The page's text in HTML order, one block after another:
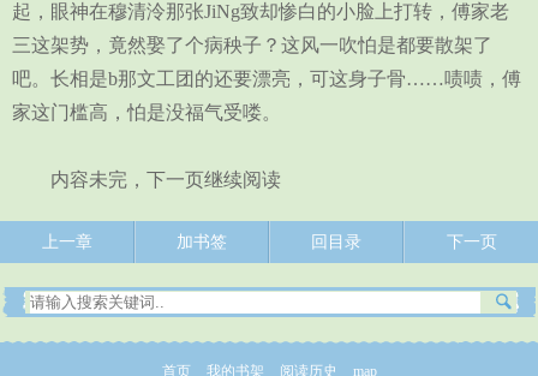
起，眼神在穆清泠那张JiNg致却惨白的小脸上打转，傅家老
三这架势，竟然娶了个病秧子？这风一吹怕是都要散架了
吧。长相是b那文工团的还要漂亮，可这身子骨……啧啧，傅
家这门槛高，怕是没福气受喽。
内容未完，下一页继续阅读
上一章 加书签 回目录 下一页
首页 我的书架 阅读历史 map